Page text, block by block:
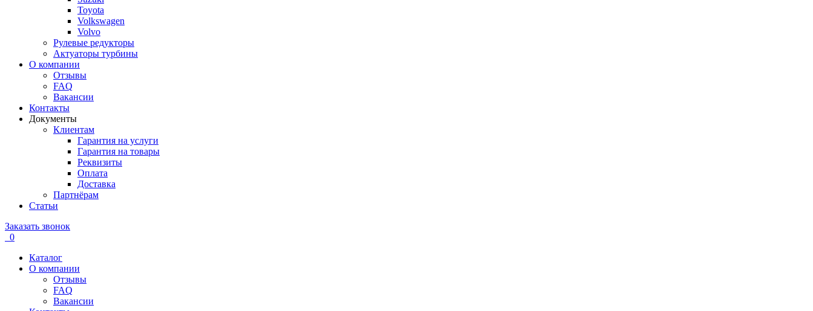
Toyota
Volkswagen
Volvo
Рулевые редукторы
Актуаторы турбины
О компании
Отзывы
FAQ
Вакансии
Контакты
Документы
Клиентам
Гарантия на услуги
Гарантия на товары
Реквизиты
Оплата
Доставка
Партнёрам
Статьи
Заказать звонок
0
Каталог
О компании
Отзывы
FAQ
Вакансии